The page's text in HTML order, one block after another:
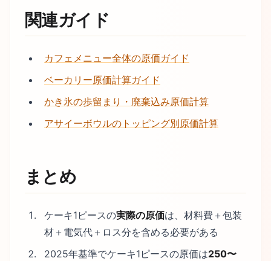
関連ガイド
カフェメニュー全体の原価ガイド
ベーカリー原価計算ガイド
かき氷の歩留まり・廃棄込み原価計算
アサイーボウルのトッピング別原価計算
まとめ
ケーキ1ピースの実際の原価は、材料費＋包装
材＋電気代＋ロス分を含める必要がある
2025年基準でケーキ1ピースの原価は250〜